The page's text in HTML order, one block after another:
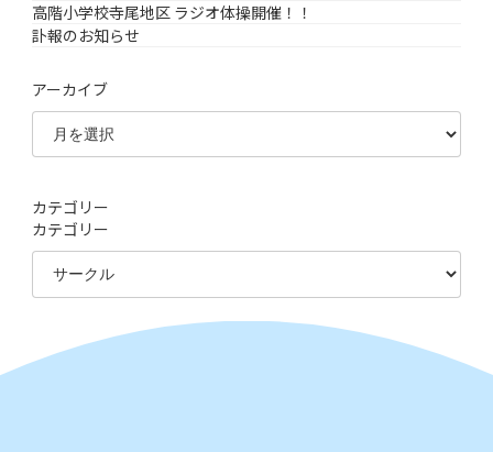
高階小学校寺尾地区 ラジオ体操開催！！
訃報のお知らせ
アーカイブ
カテゴリー
カテゴリー